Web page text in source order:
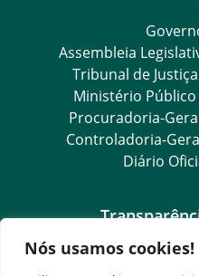
Nós usamos cookies!
Assembleia
Tribunal de
Ministério
Procuradoria-
Controladoria-
Diário